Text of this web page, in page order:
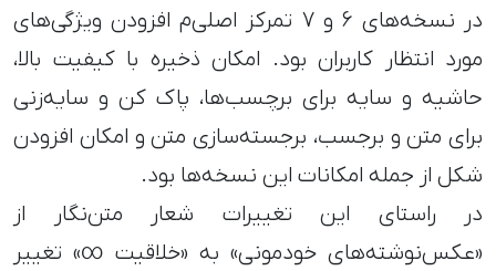
در نسخه‌های ۶ و ۷ تمرکز اصلی‌م افزودن ویژگی‌های
مورد انتظار کاربران بود. امکان ذخیره با کیفیت بالا،
حاشیه و سایه برای برچسب‌ها، پاک کن و سایه‌زنی
برای متن و برجسب، برجسته‌سازی متن و امکان افزودن
شکل از جمله امکانات این نسخه‌ها بود.
در راستای این تغییرات شعار متن‌نگار از
«عکس‌نوشته‌های خودمونی» به «خلاقیت ∞» تغییر